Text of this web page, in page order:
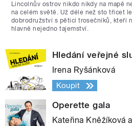
Lincolnův ostrov nikdo nikdy na mapě
na celém světě. Už déle než sto třicet
dobrodružství s pěticí trosečníků, kteří
hlavně nejedno tajemství.
Hledání veřejné
Irena Ryšánková
Koupit
Operette gala
Kateřina Kněžíková